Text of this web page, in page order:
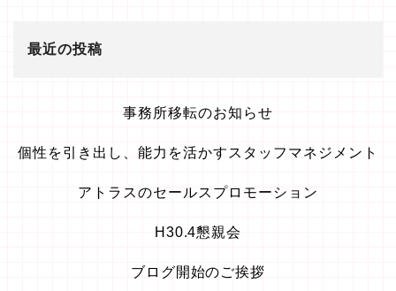
最近の投稿
事務所移転のお知らせ
個性を引き出し、能力を活かすスタッフマネジメント
アトラスのセールスプロモーション
H30.4懇親会
ブログ開始のご挨拶